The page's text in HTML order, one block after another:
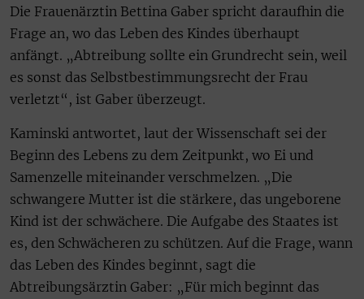
Die Frauenärztin Bettina Gaber spricht daraufhin die
Frage an, wo das Leben des Kindes überhaupt
anfängt. „Abtreibung sollte ein Grundrecht sein, weil
es sonst das Selbstbestimmungsrecht der Frau
verletzt“, ist Gaber überzeugt.
Kaminski antwortet, laut der Wissenschaft sei der
Beginn des Lebens zu dem Zeitpunkt, wo Ei und
Samenzelle miteinander verschmelzen. „Die
schwangere Mutter ist die stärkere, das ungeborene
Kind ist der schwächere. Die Aufgabe des Staates ist
es, den Schwächeren zu schützen. Auf die Frage, wann
das Leben des Kindes beginnt, sagt die
Abtreibungsärztin Gaber: „Für mich beginnt das